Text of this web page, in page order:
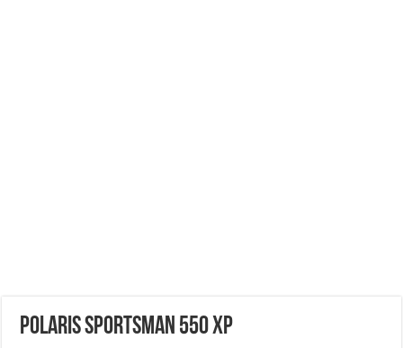
POLARIS SPORTSMAN 550 XP